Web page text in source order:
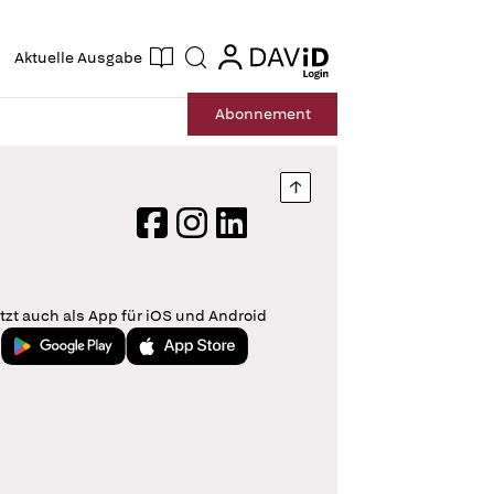
Aktuelle Ausgabe Suche login
login
Abonnement
Nach oben springen
FacebookInstagram
LinkedIn
auch als App für iOS und Android
Jetzt bei Google PlayLaden im App Store